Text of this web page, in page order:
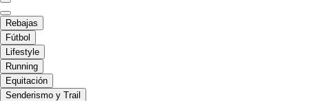
Rebajas
Fútbol
Lifestyle
Running
Equitación
Senderismo y Trail